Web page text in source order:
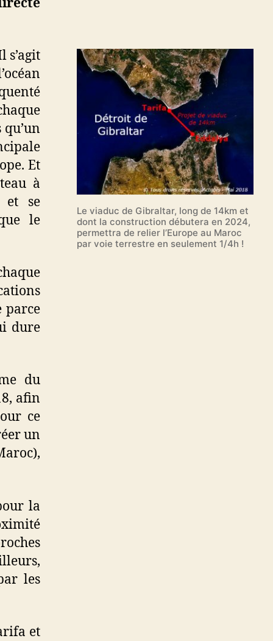
construction
de
Gibraltar
Le viaduc de Gibraltar, long de 14km et
dont la construction débutera en 2024,
permettra de relier l’Europe au Maroc
par voie terrestre en seulement 1/4h !
s’agit
Et
à
et se
le
parce
dure
du
afin
ce
un
la
les
et